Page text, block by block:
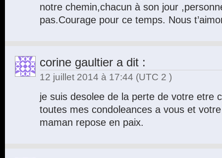
notre chemin,chacun à son jour
pas.Courage pour ce temps. Nous
corine gaultier a dit :
12 juillet 2014 à 17:44 (UTC 2 )
je suis desolee de la perte de votre etre
toutes mes condoleances a vous et
maman repose en paix.